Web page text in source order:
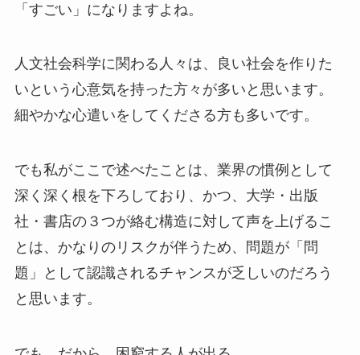
「すごい」になりますよね。
人文社会科学に関わる人々は、良い社会を作りた
いという心意気を持った方々が多いと思います。
細やかな心遣いをしてくださる方も多いです。
でも私がここで述べたことは、業界の慣例として
深く深く根を下ろしており、かつ、大学・出版
社・書店の３つが絡む構造に対して声を上げるこ
とは、かなりのリスクが伴うため、問題が「問
題」として認識されるチャンスが乏しいのだろう
と思います。